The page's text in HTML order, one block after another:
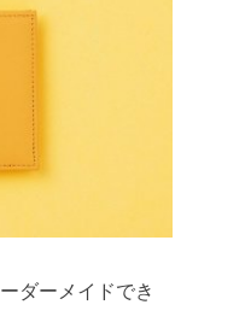
ダーメイドでき